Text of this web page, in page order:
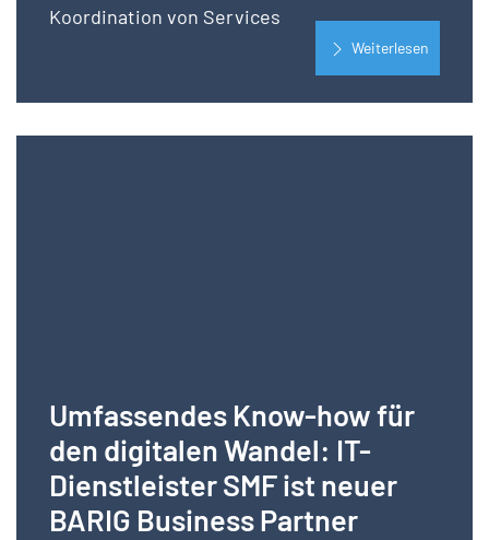
Koordination von Services
Weiterlesen
Umfassendes Know-how für
den digitalen Wandel: IT-
Dienstleister SMF ist neuer
BARIG Business Partner